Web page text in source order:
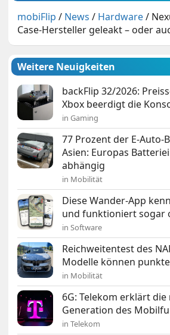
mobiFlip / News / Hardware/
Case-Hersteller geleakt – oder
Weitere Neuigkeiten
backFlip 32/2026:
Xbox beerdigt die
in Gaming
77 Prozent der E-Auto-
Asien: Europas
abhängig
in Mobilität
Diese Wander-App
und funktioniert sogar
in Software
Reichweitentest des
Modelle können
in Mobilität
6G: Telekom erklärt die
Generation des
in Telekom